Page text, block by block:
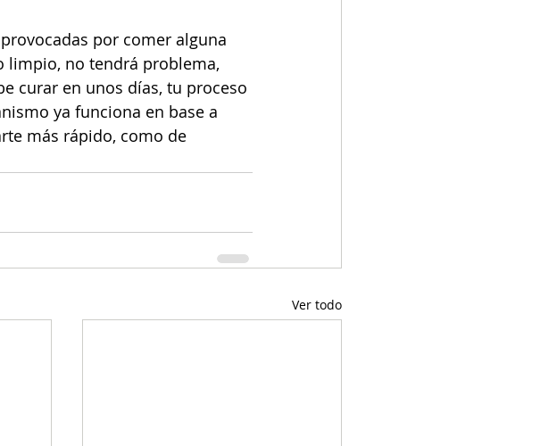
por comer alguna
limpio, no tendrá problema,
curar en unos días, tu proceso
ya funciona en base a
más rápido, como de
Ver todo